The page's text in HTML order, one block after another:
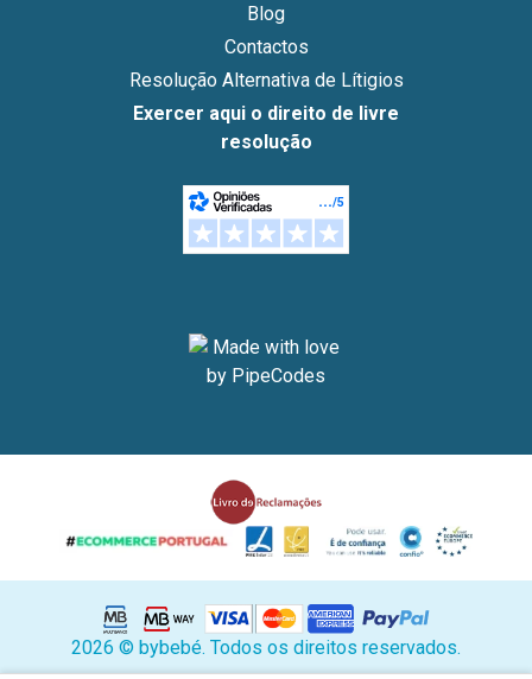
Blog
Contactos
Resolução Alternativa de Lítigios
Exercer aqui o direito de livre
resolução
2026 © bybebé. Todos os direitos reservados.